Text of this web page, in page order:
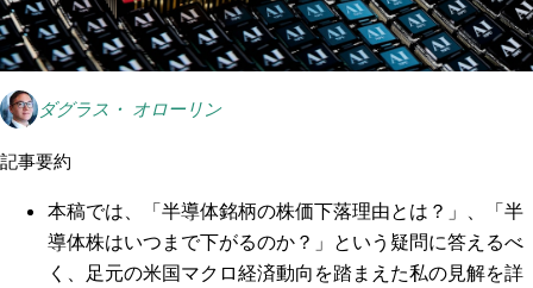
ダグラス・ オローリン
記事要約
本稿では、「半導体銘柄の株価下落理由とは？」、「半
導体株はいつまで下がるのか？」という疑問に答えるべ
く、足元の米国マクロ経済動向を踏まえた私の見解を詳